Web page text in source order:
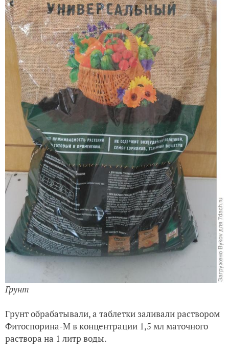
Грунт
Грунт обрабатывали, а таблетки заливали раствором
Фитоспорина-М в концентрации 1,5 мл маточного
раствора на 1 литр воды.